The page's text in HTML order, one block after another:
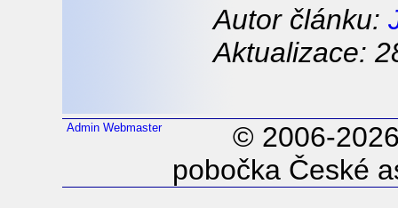
Autor článku:
Aktualizace:
Admin Webmaster
© 2006-
pobočka České